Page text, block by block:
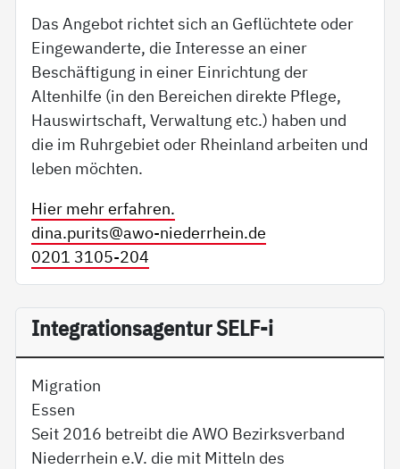
Das Angebot richtet sich an Geflüchtete oder
Eingewanderte, die Interesse an einer
Beschäftigung in einer Einrichtung der
Altenhilfe (in den Bereichen direkte Pflege,
Hauswirtschaft, Verwaltung etc.) haben und
die im Ruhrgebiet oder Rheinland arbeiten und
leben möchten.
Hier mehr erfahren.
dina.purits@awo-niederrhein.de
0201 3105-204
In­te­g­ra­ti­on­sa­gen­tur SELF-i
Migration
Essen
Seit 2016 betreibt die AWO Bezirksverband
Niederrhein e.V. die mit Mitteln des